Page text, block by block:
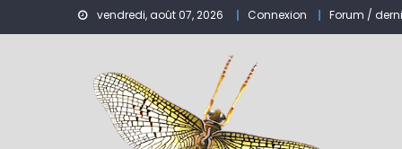
Nymphe pour NAV –
vendredi, août 07, 2026 Connexion Forum /